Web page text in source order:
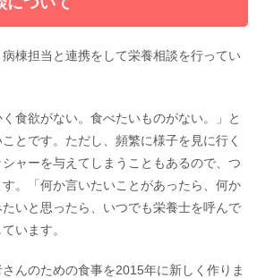
棟担当と連携をして栄養相談を行ってい
食欲がない。食べたいものがない。」と
とです。ただし、頻繁に様子を見に行く
ャーを与えてしまうこともあるので、つ
。「何か言いたいことがあったら、何か
いと思ったら、いつでも栄養士を呼んで
います。
んのための食事を2015年に新しく作りま